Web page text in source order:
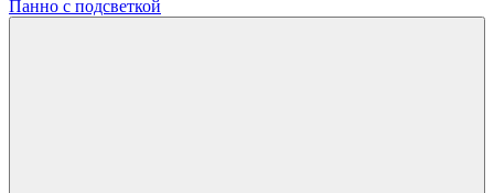
Панно с подсветкой